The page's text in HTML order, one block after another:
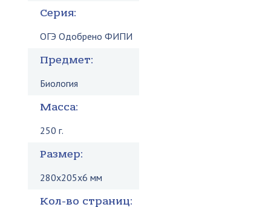
Серия:
ОГЭ Одобрено ФИПИ
Предмет:
Биология
Масса:
250 г.
Размер:
280x205x6 мм
Кол-во страниц: